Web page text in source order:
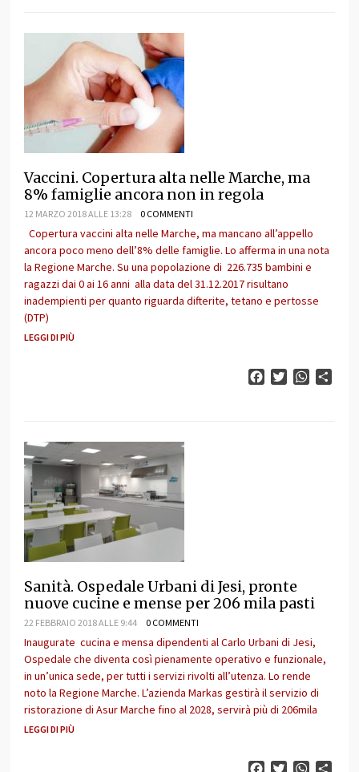
Vaccini. Copertura alta nelle Marche, ma
8% famiglie ancora non in regola
12 MARZO 2018 ALLE 13:28 0 COMMENTI
Copertura vaccini alta nelle Marche, ma mancano all’appello
ancora poco meno dell’8% delle famiglie. Lo afferma in una nota
la Regione Marche. Su una popolazione di 226.735 bambini e
ragazzi dai 0 ai 16 anni alla data del 31.12.2017 risultano
inadempienti per quanto riguarda difterite, tetano e pertosse
(DTP)
LEGGI DI PIÙ
FacebookTwitter
Sanità. Ospedale Urbani di Jesi, pronte
nuove cucine e mense per 206 mila pasti
22 FEBBRAIO 2018 ALLE 9:44 0 COMMENTI
Inaugurate cucina e mensa dipendenti al Carlo Urbani di Jesi,
Ospedale che diventa così pienamente operativo e funzionale,
in un’unica sede, per tutti i servizi rivolti all’utenza. Lo rende
noto la Regione Marche. L’azienda Markas gestirà il servizio di
ristorazione di Asur Marche fino al 2028, servirà più di 206mila
LEGGI DI PIÙ